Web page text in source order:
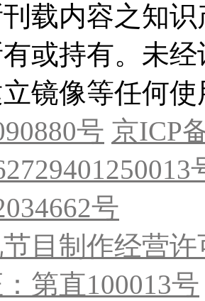
载内容之知
或持有。未
镜像等任何使
号 京ICP
号
目制作经营
第直100013号